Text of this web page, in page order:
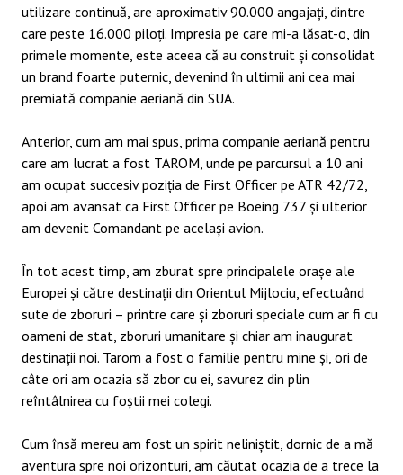
utilizare continuă, are aproximativ 90.000 angajați, dintre
care peste 16.000 piloți. Impresia pe care mi-a lăsat-o, din
primele momente, este aceea că au construit și consolidat
un brand foarte puternic, devenind în ultimii ani cea mai
premiată companie aeriană din SUA.
Anterior, cum am mai spus, prima companie aeriană pentru
care am lucrat a fost TAROM, unde pe parcursul a 10 ani
am ocupat succesiv poziția de First Officer pe ATR 42/72,
apoi am avansat ca First Officer pe Boeing 737 și ulterior
am devenit Comandant pe același avion.
În tot acest timp, am zburat spre principalele orașe ale
Europei și către destinații din Orientul Mijlociu, efectuând
sute de zboruri – printre care și zboruri speciale cum ar fi cu
oameni de stat, zboruri umanitare și chiar am inaugurat
destinații noi. Tarom a fost o familie pentru mine și, ori de
câte ori am ocazia să zbor cu ei, savurez din plin
reîntâlnirea cu foștii mei colegi.
Cum însă mereu am fost un spirit neliniștit, dornic de a mă
aventura spre noi orizonturi, am căutat ocazia de a trece la